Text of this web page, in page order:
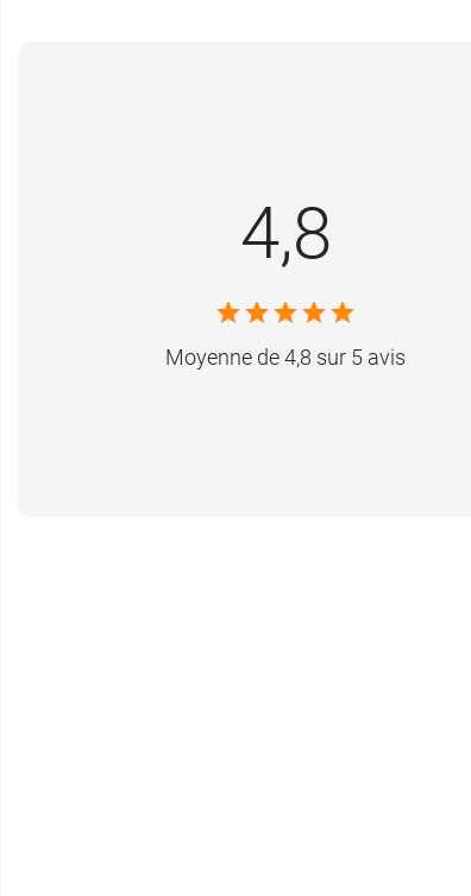
4,8
Moyenne de 4,8 sur 5 avis